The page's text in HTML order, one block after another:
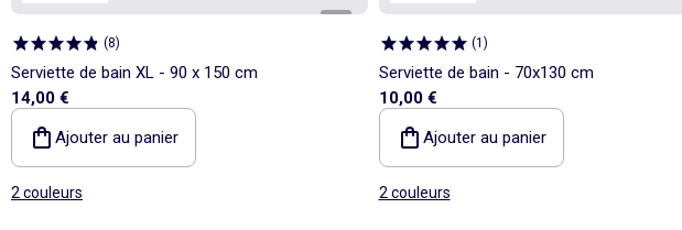
(8)
Serviette de bain XL - 90 x 150 cm
14,00 €
Ajouter au panier
2 couleurs
(1 )
Serviette de bain - 70x130 cm
10,00 €
Ajouter au panier
2 couleurs